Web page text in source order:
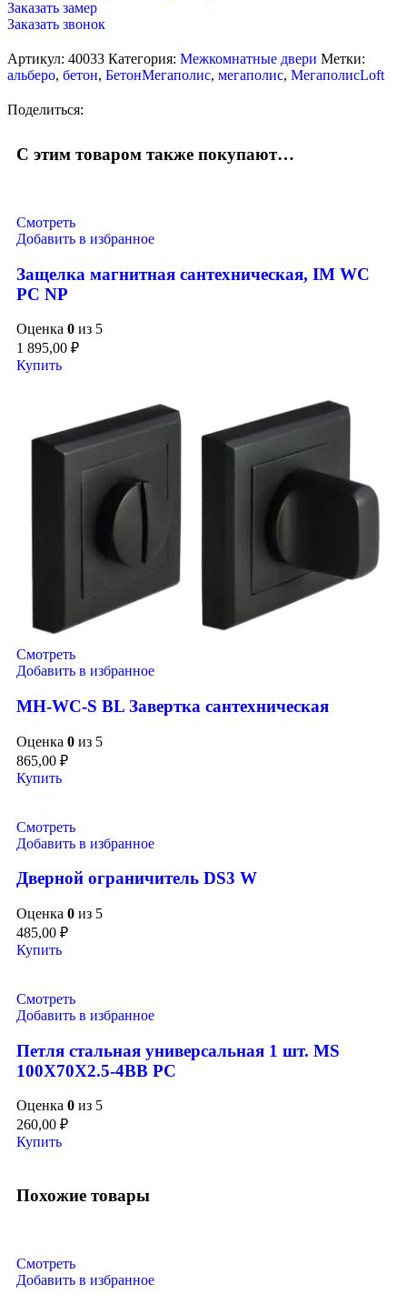
Заказать замер
Заказать звонок
Артикул: 40033 Категория: Межкомнатные двери Метки:
альберо, бетон, БетонМегаполис, мегаполис, МегаполисLoft
Поделиться:
С этим товаром также покупают…
Смотреть
Добавить в избранное
Защелка магнитная сантехническая, IM WC
PC NP
Оценка 0 из 5
1 895,00 ₽
Купить
Смотреть
Добавить в избранное
MH-WC-S BL Завертка сантехническая
Оценка 0 из 5
865,00 ₽
Купить
Смотреть
Добавить в избранное
Дверной ограничитель DS3 W
Оценка 0 из 5
485,00 ₽
Купить
Смотреть
Добавить в избранное
Петля стальная универсальная 1 шт. MS
100X70X2.5-4BB PC
Оценка 0 из 5
260,00 ₽
Купить
Похожие товары
Смотреть
Добавить в избранное